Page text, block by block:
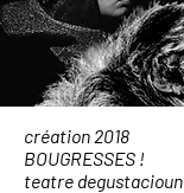
création 2018
BOUGRESSES !
teatre degustacioun